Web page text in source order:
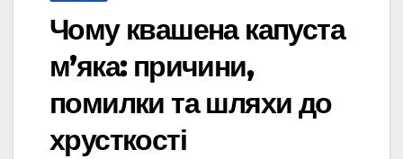
Чому квашена капуста
м’яка: причини,
помилки та шляхи до
хрусткості